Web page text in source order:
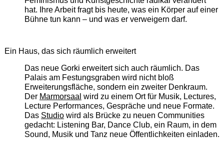
hat. Ihre Arbeit fragt bis heute, was ein Körper auf einer
Bühne tun kann – und was er verweigern darf.
Ein Haus, das sich räumlich erweitert
Das neue Gorki erweitert sich auch räumlich. Das
Palais am Festungsgraben wird nicht bloß
Erweiterungsfläche, sondern ein zweiter Denkraum.
Der Marmorsaal wird zu einem Ort für Musik, Lectures,
Lecture Performances, Gespräche und neue Formate.
Das Studiowird als Brücke zu neuen Communities
gedacht: Listening Bar, Dance Club, ein Raum, in dem
Sound, Musik und Tanz neue Öffentlichkeiten einladen.